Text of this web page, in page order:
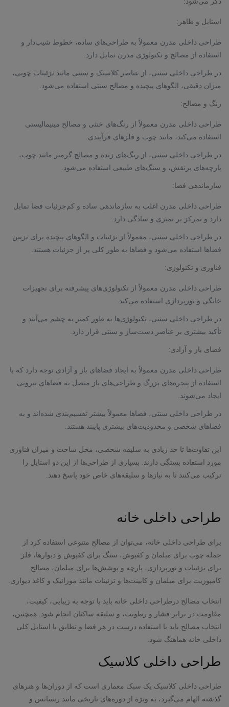
استایل و ظاهر:
طراحی داخلی مدرن معمولاً به طراحی‌های ساده، خطوط شیب‌دار و
استفاده از مصالح و تکنولوژی مدرن تمایل دارد.
در طراحی داخلی سنتی، از عناصر کلاسیک و سنتی مانند تزئینات چوبی،
میزان دقیقی، الگوهای پیچیده و مصالح سنتی استفاده می‌شود.
رنگ و مصالح:
طراحی داخلی مدرن معمولاً از رنگ‌های خنثی و مصالح مینیمالیستی
استفاده می‌کند، مانند چوب و فلزهای فرآیندی.
در طراحی داخلی سنتی، از رنگ‌های زنده و مصالح گرمتر مانند چوب،
پارچه‌های پرنقش، و سنگ‌های طبیعی استفاده می‌شود.
سازماندهی فضا:
طراحی داخلی مدرن اغلب به سازماندهی ساده و کم‌جزئیات فضا تمایل
دارد و تمرکز بر تمیزی و سادگی دارد.
در طراحی داخلی سنتی، معمولاً از تزئینات و الگوهای پیچیده برای تزیین
فضاها استفاده می‌شود و فضاها به طور کلی پر از جزئیات هستند.
فناوری و تکنولوژی:
طراحی داخلی مدرن معمولاً از تکنولوژی‌های پیشرفته برای تجهیزات
خانگی و نورپردازی استفاده می‌کند.
در طراحی داخلی سنتی، تکنولوژی‌ها به طور کمتر به چشم می‌آیند و
تأکید بیشتری بر عناصر دست‌ساز و سنتی قرار دارد.
فضای باز و آزادی:
طراحی داخلی مدرن معمولاً به ایجاد فضاهای باز و آزادی توجه دارد که با
استفاده از پنجره‌های بزرگ و طراحی‌های باز متصل به فضاهای بیرونی
ایجاد می‌شوند.
در طراحی داخلی سنتی، فضاها معمولاً بیشتر تقسیم‌بندی شده‌اند و به
فضاهای شخصی و محدودیت‌های بیشتری پایبند هستند.
این تفاوت‌ها تا حد زیادی به سلیقه شخصی، محل ساخت و میزان فناوری
مورد استفاده بستگی دارند. بسیاری از طراحی‌ها از این دو استایل را
ترکیب می‌کنند تا به نیازها و سلیقه‌های خاص خود پاسخ دهند.
طراحی داخلی خانه
برای طراحی داخلی خانه، می‌توان از مصالح متنوعی استفاده کرد از
جمله چوب برای مبلمان و کفپوش، سنگ برای کفپوش و دیوارها، فلز
برای تزئینات و نورپردازی، پارچه و پوشش‌ها برای مبلمان، مصالح
کامپوزیت برای مبلمان و کابینت‌ها و تزئینات مانند موزائیک و کاغذ دیواری.
انتخاب مصالح درطراحی داخلی خانه باید با توجه به زیبایی، کیفیت،
مقاومت در برابر فشار و رطوبت، و سلیقه ساکنان انجام شود. همچنین،
انتخاب مصالح باید با استفاده درست در هر فضا و تطابق با استایل کلی
داخلی خانه هماهنگ شود.
طراحی داخلی کلاسیک
طراحی داخلی کلاسیک یک سبک معماری است که از دوران‌ها و هنرهای
گذشته الهام می‌گیرد، به ویژه از دوره‌های تاریخی مانند رنسانس و